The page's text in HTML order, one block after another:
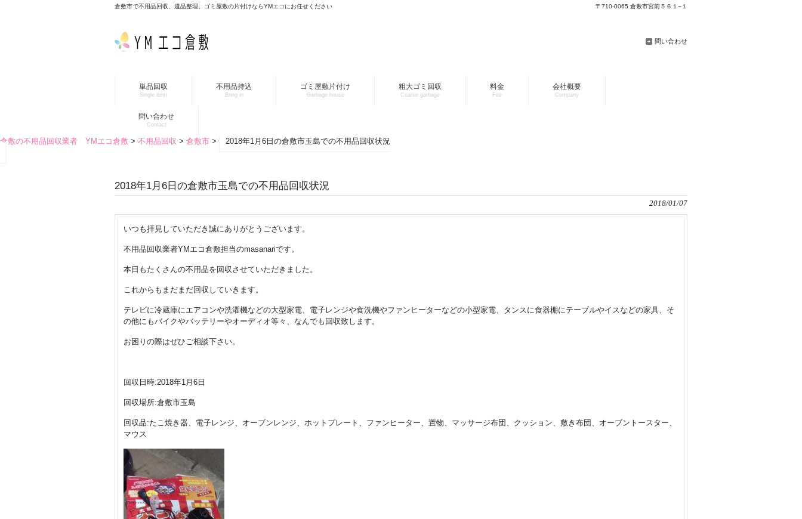
倉敷市で不用品回収、遺品整理、ゴミ屋敷の片付けならYMエコにお任せください 〒710-0065 倉敷市宮前５６１−１
問い合わせ
単品回収
Single item
不用品持込
Bring in
ゴミ屋敷片付け
Garbage house
粗大ゴミ回収
Coarse garbage
料金
Fee
会社概要
Company
問い合わせ
Contact
倉敷の不用品回収業者 YMエコ倉敷 > 不用品回収 > 倉敷市 > 2018年1月6日の倉敷市玉島での不用品回収状況
2018年1月6日の倉敷市玉島での不用品回収状況
2018/01/07
いつも拝見していただき誠にありがとうございます。
不用品回収業者YMエコ倉敷担当のmasanariです。
本日もたくさんの不用品を回収させていただきました。
これからもまだまだ回収していきます。
テレビに冷蔵庫にエアコンや洗濯機などの大型家電、電子レンジや食洗機やファンヒーターなどの小型家電、タンスに食器棚にテーブルやイスなどの家具、そ
の他にもバイクやバッテリーやオーディオ等々、なんでも回収致します。
お困りの際はぜひご相談下さい。
回収日時:2018年1月6日
回収場所:倉敷市玉島
回収品:たこ焼き器、電子レンジ、オーブンレンジ、ホットプレート、ファンヒーター、置物、マッサージ布団、クッション、敷き布団、オーブントースター、
マウス